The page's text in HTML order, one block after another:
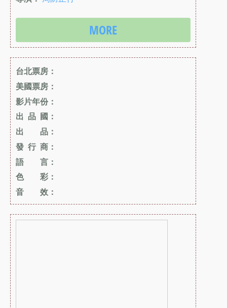
MORE
台北票房：
美國票房：
影片年份：
出 品 國：
出 品：
發 行 商：
語 言：
色 彩：
音 效：